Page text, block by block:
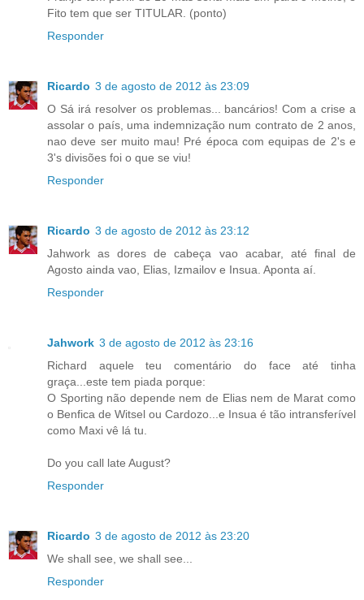
Fito tem que ser TITULAR. (ponto)
Responder
Ricardo 3 de agosto de 2012 às 23:09
O Sá irá resolver os problemas... bancários! Com a crise a
assolar o país, uma indemnização num contrato de 2 anos,
nao deve ser muito mau! Pré época com equipas de 2's e
3's divisões foi o que se viu!
Responder
Ricardo 3 de agosto de 2012 às 23:12
Jahwork as dores de cabeça vao acabar, até final de
Agosto ainda vao, Elias, Izmailov e Insua. Aponta aí.
Responder
Jahwork 3 de agosto de 2012 às 23:16
Richard aquele teu comentário do face até tinha
graça...este tem piada porque:
O Sporting não depende nem de Elias nem de Marat como
o Benfica de Witsel ou Cardozo...e Insua é tão intransferível
como Maxi vê lá tu.
Do you call late August?
Responder
Ricardo 3 de agosto de 2012 às 23:20
We shall see, we shall see...
Responder